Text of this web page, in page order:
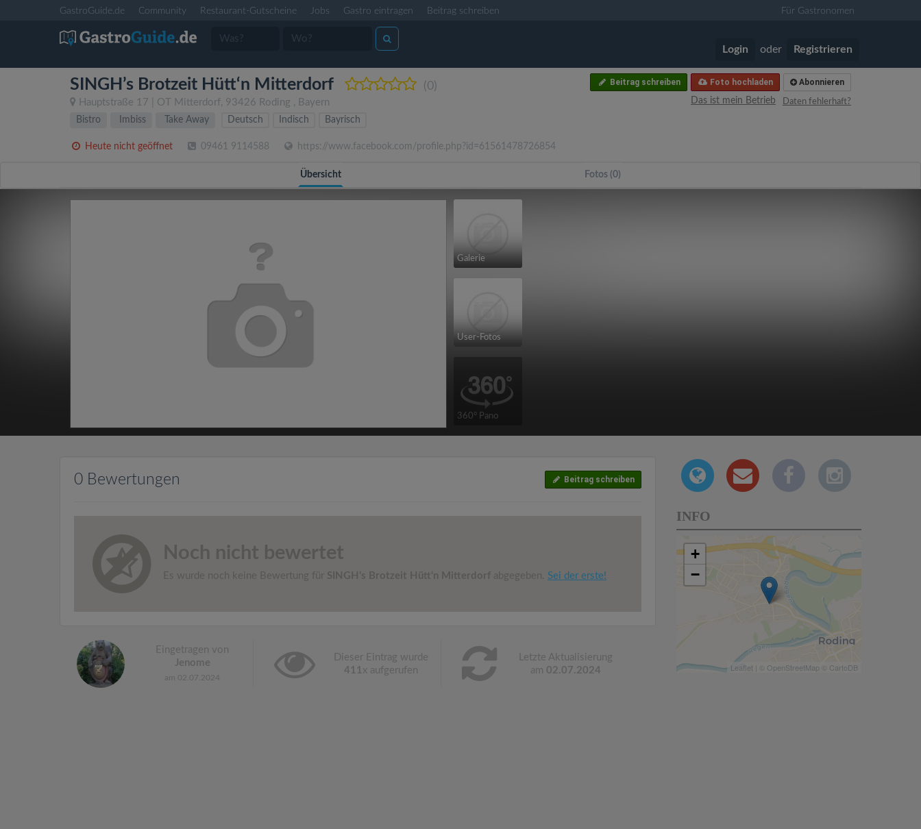
GastroGuide.de Community Restaurant-Gutscheine Jobs Gastro eintragen Beitrag schreiben Für Gastronomen
Login oder Registrieren
SINGH’s Brotzeit Hütt‘n Mitterdorf (0)
Hauptstraße 17 | OT Mitterdorf, 93426 Roding , Bayern
Abonnieren
Foto hochladen
Beitrag schreiben
Daten fehlerhaft?
Das ist mein Betrieb
Bistro
Imbiss Take Away Deutsch Indisch Bayrisch
Heute nicht geöffnet 09461 9114588 https://www.facebook.com/profile.php?id=61561478726854
Übersicht Fotos (0)
Galerie
User-Fotos
360° Pano
0 Bewertungen Beitrag schreiben
Noch nicht bewertet
Es wurde noch keine Bewertung für SINGH’s Brotzeit Hütt‘n Mitterdorf abgegeben. Sei der erste!
Eingetragen von
Jenome
am 02.07.2024
Dieser Eintrag wurde
411 x aufgerufen
Letzte Aktualisierung
am 02.07.2024
INFO
+
−
Leaflet | © OpenStreetMap © CartoDB